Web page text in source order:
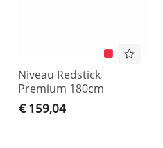
Niveau Redstick
Premium 180cm
€ 159,04